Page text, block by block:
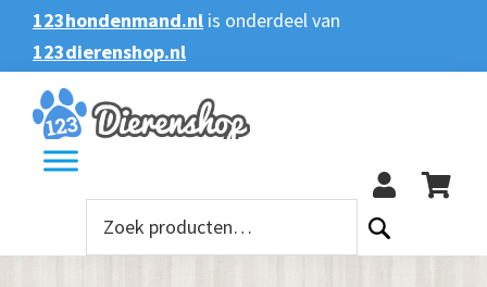
Spring
naar
de
hoofdnavigatie
Door
naar
de
hoofd
inhoud
Spring
naar
de
voettekst
123hondenmand.nl is onderdeel van
123dierenshop.nl
Zoeken
Zoeken
naar: